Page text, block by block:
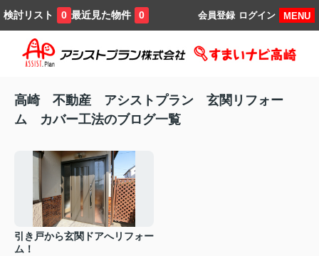
検討リスト 0 最近見た物件 0 MENU
ログイン
会員登録
高崎 不動産 アシストプラン 玄関リフォー
ム カバー工法のブログ一覧
引き戸から玄関ドアへリフォー
ム！